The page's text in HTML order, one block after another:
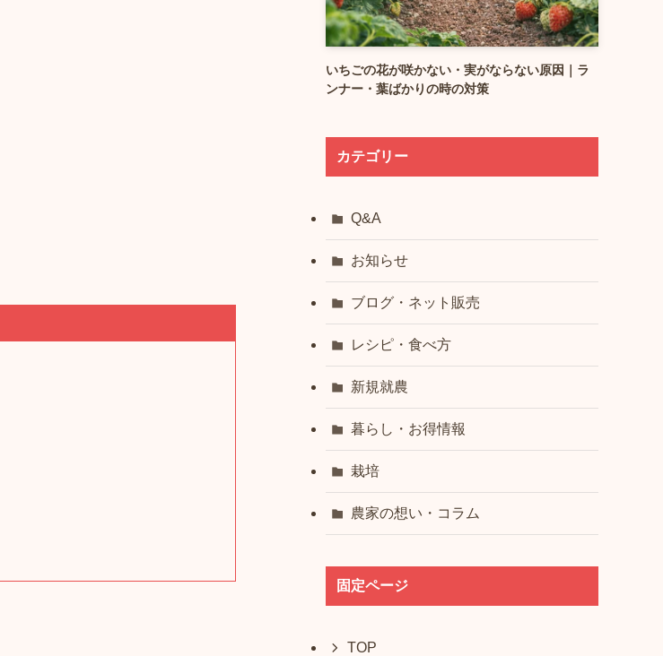
いちごの花が咲かない・実がならない原因｜ラ
ンナー・葉ばかりの時の対策
カテゴリー
Q&A
お知らせ
ブログ・ネット販売
レシピ・食べ方
新規就農
暮らし・お得情報
栽培
農家の想い・コラム
固定ページ
TOP